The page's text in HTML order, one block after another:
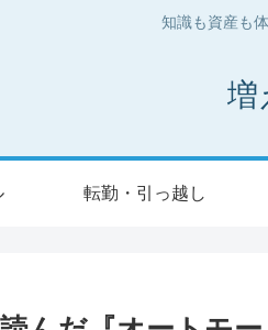
知識も資産も
増
転勤・引っ越し